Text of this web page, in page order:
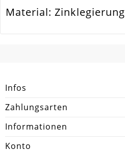
Material: Zinklegierung
Infos
Zahlungsarten
Informationen
Konto